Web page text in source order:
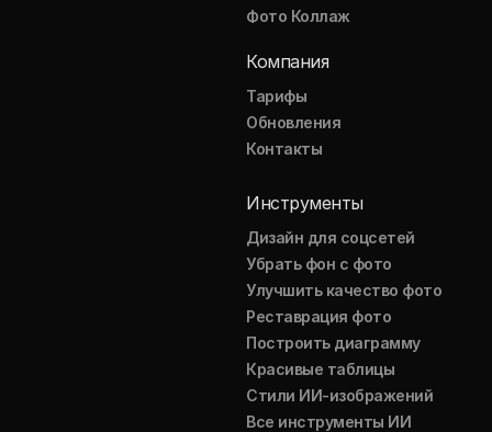
Фото Коллаж
Компания
Тарифы
Обновления
Контакты
Инструменты
Дизайн для соцсетей
Убрать фон с фото
Улучшить качество фото
Реставрация фото
Построить диаграмму
Красивые таблицы
Стили ИИ-изображений
Все инструменты ИИ